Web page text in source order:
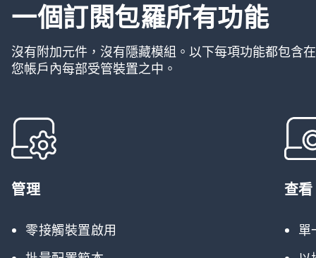
一個訂閱包羅所有功能
沒有附加元件，沒有隱藏模組。以下每項功能都包含在
您帳戶內每部受管裝置之中。
管理
零接觸裝置啟用
查看
單